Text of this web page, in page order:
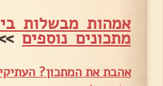
אמהות מבשלות
מתכונים נוספים
אהבת את המתכון?